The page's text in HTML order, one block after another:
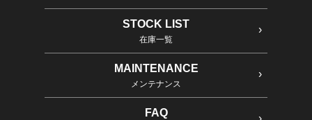
STOCK LIST
在庫一覧
MAINTENANCE
メンテナンス
FAQ